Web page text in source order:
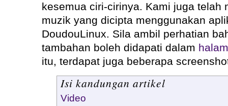
kesemua ciri-cirinya. Kami juga telah
muzik yang dicipta menggunakan
DoudouLinux. Sila ambil perhatian
tambahan boleh didapati dalam
itu, terdapat juga beberapa
Isi kandungan artikel
Video